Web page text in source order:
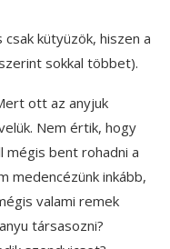
kütyüzök, hiszen a
sokkal többet).
ott az anyjuk
Nem értik, hogy
bent rohadni a
medencézünk inkább,
valami remek
társasozni?